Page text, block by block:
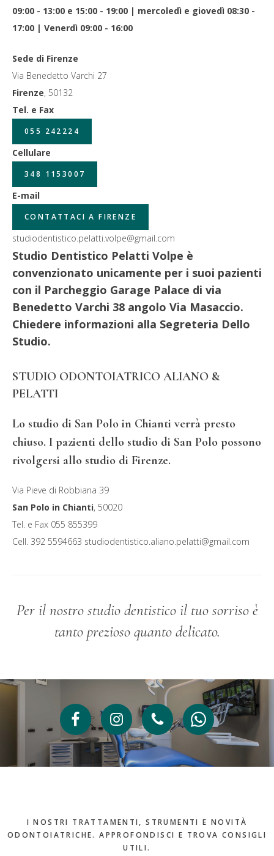
09:00 - 13:00 e 15:00 - 19:00 | mercoledì e giovedì 08:30 -
17:00 | Venerdì 09:00 - 16:00
Sede di Firenze
Via Benedetto Varchi 27
Firenze, 50132
Tel. e Fax
055 242224
Cellulare
348 1153007
E-mail
CONTATTACI A FIRENZE
studiodentistico.pelatti.volpe@gmail.com
Studio Dentistico Pelatti Volpe è
convenzionato unicamente per i suoi pazienti
con il Parcheggio Garage Palace di via
Benedetto Varchi 38 angolo Via Masaccio.
Chiedere informazioni alla Segreteria Dello
Studio.
STUDIO ODONTOIATRICO ALIANO &
PELATTI
Lo studio di San Polo in Chianti verrà presto
chiuso. I pazienti dello studio di San Polo possono
rivolgersi allo studio di Firenze.
Via Pieve di Robbiana 39
San Polo in Chianti, 50020
Tel. e Fax 055 855399
Cell. 392 5594663 studiodentistico.aliano.pelatti@gmail.com
Per il nostro studio dentistico il tuo sorriso è
tanto prezioso quanto delicato.
I NOSTRI TRATTAMENTI, STRUMENTI E NOVITÀ
ODONTOIATRICHE. APPROFONDISCI E TROVA CONSIGLI
UTILI.